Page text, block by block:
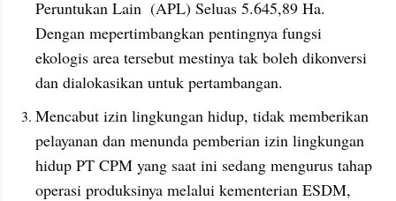
Peruntukan Lain  (APL) Seluas 5.645,89 Ha.
Dengan mepertimbangkan pentingnya fungsi
ekologis area tersebut mestinya tak boleh dikonversi
dan dialokasikan untuk pertambangan.
Mencabut izin lingkungan hidup, tidak memberikan
pelayanan dan menunda pemberian izin lingkungan
hidup PT CPM yang saat ini sedang mengurus tahap
operasi produksinya melalui kementerian ESDM,